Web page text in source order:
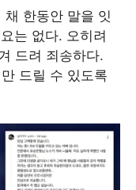
한동안 말을 잇
는 없다. 오히려
드려 죄송하다.
드릴 수 있도록